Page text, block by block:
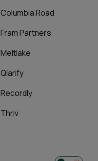
Columbia Road
Fram Partners
Meltlake
Qlarify
Recordly
Thriv